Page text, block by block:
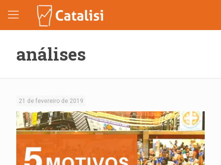
análises
21 de fevereiro de 2019